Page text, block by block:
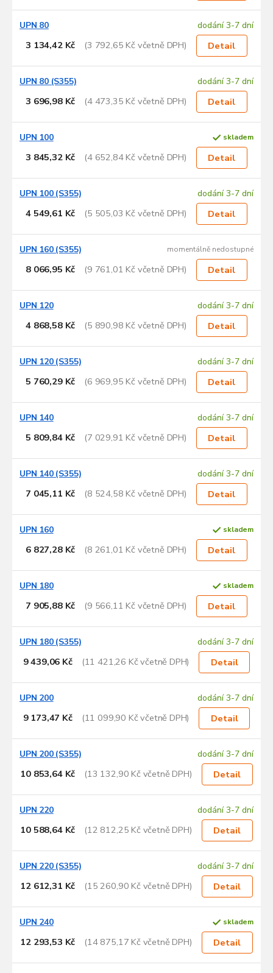
UPN 80 dodání 3-7 dní
3 134,42 Kč (3 792,65 Kč včetně DPH) Detail
UPN 80 (S355) dodání 3-7 dní
3 696,98 Kč (4 473,35 Kč včetně DPH) Detail
UPN 100 skladem
3 845,32 Kč (4 652,84 Kč včetně DPH) Detail
UPN 100 (S355) dodání 3-7 dní
4 549,61 Kč (5 505,03 Kč včetně DPH) Detail
UPN 160 (S355) momentálně nedostupné
8 066,95 Kč (9 761,01 Kč včetně DPH) Detail
UPN 120 dodání 3-7 dní
4 868,58 Kč (5 890,98 Kč včetně DPH) Detail
UPN 120 (S355) dodání 3-7 dní
5 760,29 Kč (6 969,95 Kč včetně DPH) Detail
UPN 140 dodání 3-7 dní
5 809,84 Kč (7 029,91 Kč včetně DPH) Detail
UPN 140 (S355) dodání 3-7 dní
7 045,11 Kč (8 524,58 Kč včetně DPH) Detail
UPN 160 skladem
6 827,28 Kč (8 261,01 Kč včetně DPH) Detail
UPN 180 skladem
7 905,88 Kč (9 566,11 Kč včetně DPH) Detail
UPN 180 (S355) dodání 3-7 dní
9 439,06 Kč (11 421,26 Kč včetně DPH) Detail
UPN 200 dodání 3-7 dní
9 173,47 Kč (11 099,90 Kč včetně DPH) Detail
UPN 200 (S355) dodání 3-7 dní
10 853,64 Kč (13 132,90 Kč včetně DPH) Detail
UPN 220 dodání 3-7 dní
10 588,64 Kč (12 812,25 Kč včetně DPH) Detail
UPN 220 (S355) dodání 3-7 dní
12 612,31 Kč (15 260,90 Kč včetně DPH) Detail
UPN 240 skladem
12 293,53 Kč (14 875,17 Kč včetně DPH) Detail